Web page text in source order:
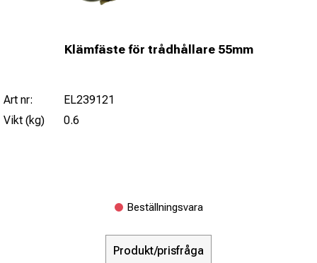
Klämfäste för trådhållare 55mm
Art nr:
EL239121
Vikt (kg)
0.6
Beställningsvara
Produkt/prisfråga